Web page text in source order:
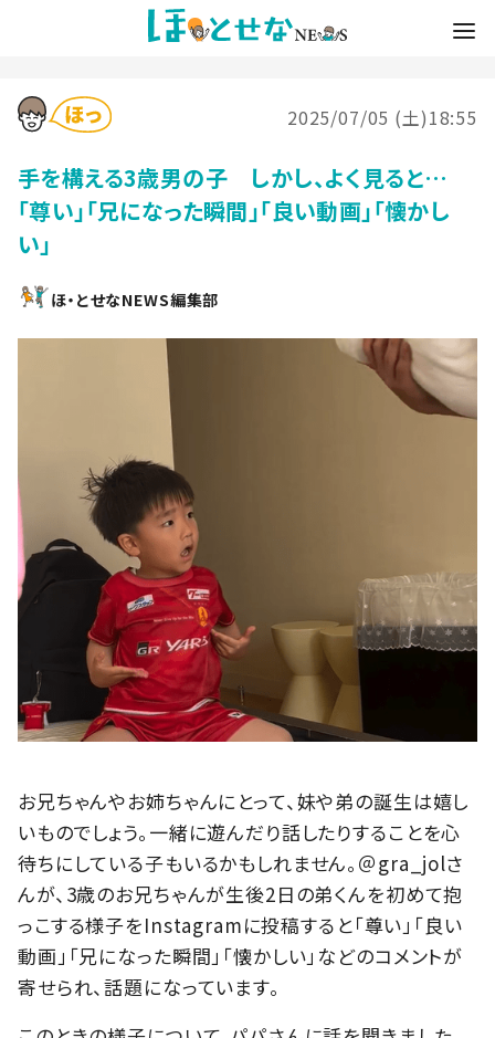
2025/07/05 (土)18:55
手を構える3歳男の子 しかし、よく見ると…
「尊い」「兄になった瞬間」「良い動画」「懐かし
い」
ほ・とせなNEWS編集部
お兄ちゃんやお姉ちゃんにとって、妹や弟の誕生は嬉し
いものでしょう。一緒に遊んだり話したりすることを心
待ちにしている子もいるかもしれません。＠gra_jolさ
んが、3歳のお兄ちゃんが生後2日の弟くんを初めて抱
っこする様子をInstagramに投稿すると「尊い」「良い
動画」「兄になった瞬間」「懐かしい」などのコメントが
寄せられ、話題になっています。